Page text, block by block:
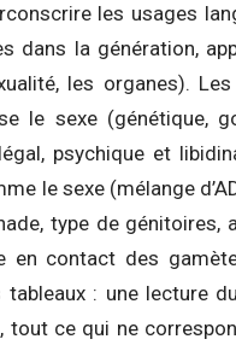
les usages
la génération,
les organes).
le sexe (génétique,
psychique et
le sexe (mélange
type de génitoires,
contact des
: une lecture
ce qui ne